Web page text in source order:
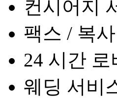
컨시어지
팩스 / 복사
24 시간 로
웨딩 서비